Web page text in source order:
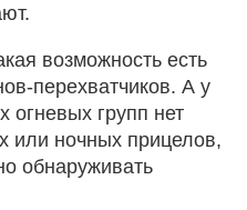
возможность есть
перехватчиков. А у
огневых групп нет
или ночных прицелов,
обнаруживать